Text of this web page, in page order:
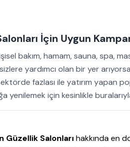
İçin Uygun
bakım, hamam, sauna, spa,
yardımcı olan bir yer
fazlası ile yatırım yapan
yenilemek için kesinlikle
Güzellik Salonlarıhakkında en